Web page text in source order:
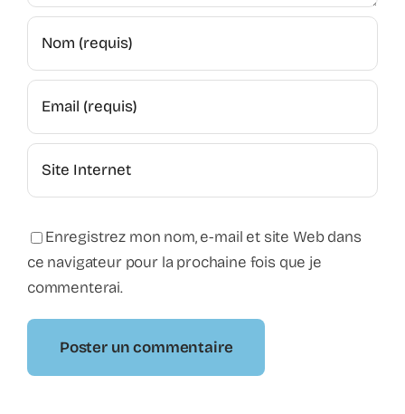
Enregistrez mon nom, e-mail et site Web dans
ce navigateur pour la prochaine fois que je
commenterai.